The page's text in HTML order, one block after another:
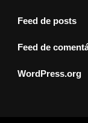
Feed de posts
Feed de
WordPress.org